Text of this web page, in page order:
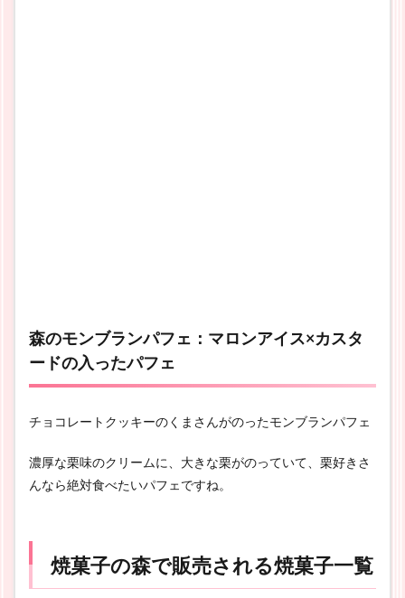
森のモンブランパフェ：マロンアイス×カスタ
ードの入ったパフェ
チョコレートクッキーのくまさんがのったモンブランパフェ
濃厚な栗味のクリームに、大きな栗がのっていて、栗好きさ
んなら絶対食べたいパフェですね。
焼菓子の森で販売される焼菓子一覧